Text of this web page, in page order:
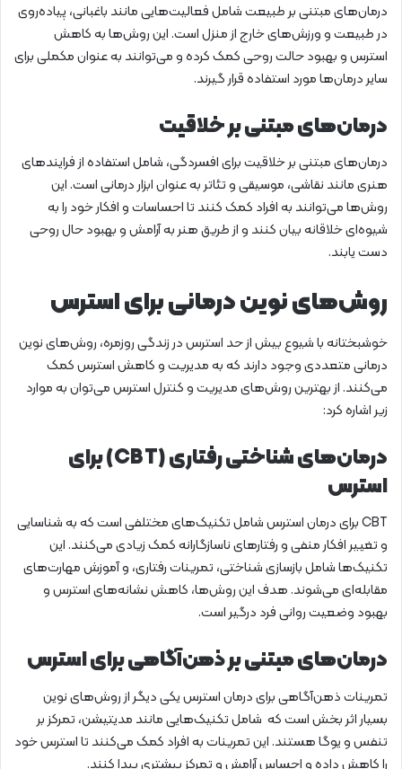
درمان‌های مبتنی بر طبیعت شامل فعالیت‌هایی مانند باغبانی، پیاده‌روی
در طبیعت و ورزش‌های خارج از منزل است. این روش‌ها به کاهش
استرس و بهبود حالت روحی کمک کرده و می‌توانند به عنوان مکملی برای
سایر درمان‌ها مورد استفاده قرار گیرند.
درمان‌های مبتنی بر خلاقیت
درمان‌های مبتنی بر خلاقیت برای افسردگی، شامل استفاده از فرایندهای
هنری مانند نقاشی، موسیقی و تئاتر به عنوان ابزار درمانی است. این
روش‌ها می‌توانند به افراد کمک کنند تا احساسات و افکار خود را به
شیوه‌ای خلاقانه بیان کنند و از طریق هنر به آرامش و بهبود حال روحی
دست یابند.
روش‌های نوین درمانی برای استرس
خوشبختانه با شیوع بیش از حد استرس در زندگی روزمره، روش‌های نوین
درمانی متعددی وجود دارند که به مدیریت و کاهش استرس کمک
می‌کنند. از بهترین روش‌های مدیریت و کنترل استرس می‌توان به موارد
زیر اشاره کرد:
درمان‌های شناختی رفتاری (CBT) برای
استرس
CBT برای درمان استرس شامل تکنیک‌های مختلفی است که به شناسایی
و تغییر افکار منفی و رفتارهای ناسازگارانه کمک زیادی می‌کنند. این
تکنیک‌ها شامل بازسازی شناختی، تمرینات رفتاری، و آموزش مهارت‌های
مقابله‌ای می‌شوند. هدف این روش‌ها، کاهش نشانه‌های استرس و
بهبود وضعیت روانی فرد درگیر است.
درمان‌های مبتنی بر ذهن‌آگاهی برای استرس
تمرینات ذهن‌آگاهی برای درمان استرس یکی دیگر از روش‌های نوین
بسیار اثر بخش است که شامل تکنیک‌هایی مانند مدیتیشن، تمرکز بر
تنفس و یوگا هستند. این تمرینات به افراد کمک می‌کنند تا استرس خود
را کاهش داده و احساس آرامش و تمرکز بیشتری پیدا کنند.